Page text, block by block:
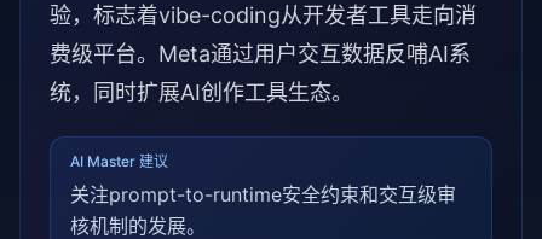
验，标志着vibe-coding从开发者工具走向消
费级平台。Meta通过用户交互数据反哺AI系
统，同时扩展AI创作工具生态。
AI Master 建议
关注prompt-to-runtime安全约束和交互级审
核机制的发展。